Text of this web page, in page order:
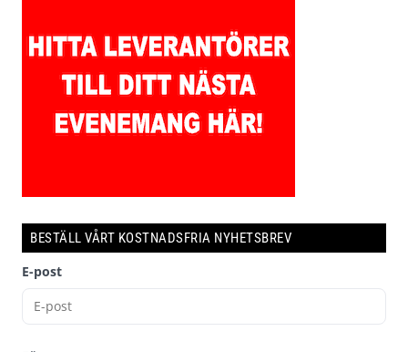
BESTÄLL VÅRT KOSTNADSFRIA NYHETSBREV
E-post